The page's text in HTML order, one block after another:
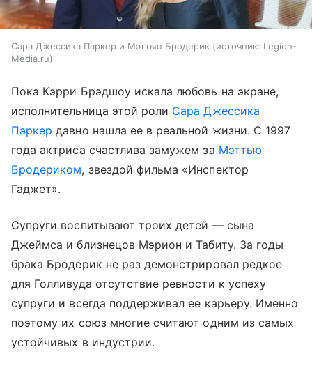
Сара Джессика Паркер и Мэттью Бродерик источник: Legion-
Media.ru
Пока Кэрри Брэдшоу искала любовь на экране,
исполнительница этой роли Сара Джессика
Паркер давно нашла ее в реальной жизни. С 1997
года актриса счастлива замужем за Мэттью
Бродериком, звездой фильма «Инспектор
Гаджет».
Супруги воспитывают троих детей — сына
Джеймса и близнецов Мэрион и Табиту. За годы
брака Бродерик не раз демонстрировал редкое
для Голливуда отсутствие ревности к успеху
супруги и всегда поддерживал ее карьеру. Именно
поэтому их союз многие считают одним из самых
устойчивых в индустрии.